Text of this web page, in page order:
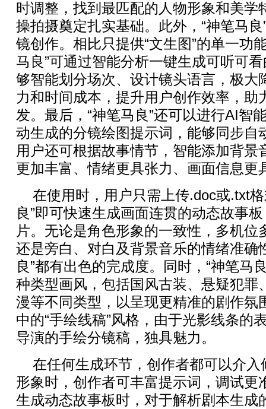
时调整，找到最匹配的人物形象和美学
操拍摄奠定扎实基础。此外，“神笔马
镜创作。相比只提供“文生图”的单一功
马良”可通过智能分析一键生成可听可
够智能划分场次、设计镜头语言，极大
力和时间成本，提升用户创作效率，助
发。最后，“神笔马良”还可以进行AI智
动生成的分镜绘图提示词，能够同步自
用户还可根据故事情节，智能添加背景
更加丰富、情绪更具张力、画面信息更
在使用时，用户只需上传.doc或.txt
良”即可快速生成画面连贯的动态故事
片。无论是角色形象的一致性，多机位
还是旁白、对白及背景音乐的情绪准确
良”都有出色的完成度。同时，“神笔马
种类型画风，包括国风古装、悬疑犯罪
漫等不同类型，以呈现更精准的剧作氛
中的“手绘线稿”风格，由于光影线条的
导演的手绘分镜稿，独具魅力。
在任何生成环节，创作者都可以介
形象时，创作者可丰富提示词，调试更
生成动态故事板时，对于解析剧本生成